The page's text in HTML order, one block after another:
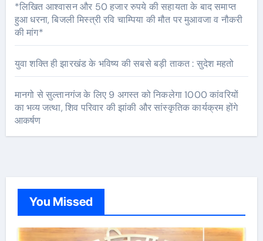
*लिखित आश्वासन और 50 हजार रुपये की सहायता के बाद समाप्त
हुआ धरना, बिजली मिस्त्री रवि चाम्पिया की मौत पर मुआवजा व नौकरी
की मांग*
युवा शक्ति ही झारखंड के भविष्य की सबसे बड़ी ताकत : सुदेश महतो
मानगो से सुल्तानगंज के लिए 9 अगस्त को निकलेगा 1000 कांवरियों
का भव्य जत्था, शिव परिवार की झांकी और सांस्कृतिक कार्यक्रम होंगे
आकर्षण
You Missed